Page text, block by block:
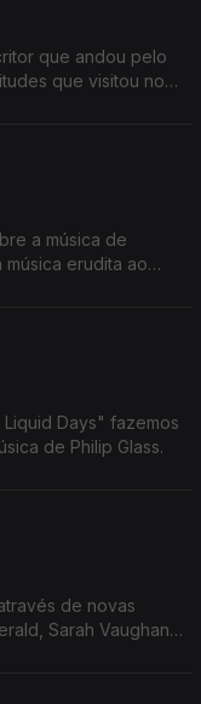
que andou pelo
que visitou nos
a música de
erudita ao
Days" fazemos
de Philip Glass.
de novas
Sarah Vaughan,